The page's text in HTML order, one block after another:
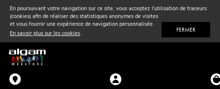
En poursuivant votre navigation sur ce site, vous acceptez l'utilisation de traceurs
(cookies) afin de réaliser des statistiques anonymes de visites
et vous fournir une expérience de navigation personnalisée.
En savoir plus sur les cookies. FERMER
Vent& Violon
Accessoires
Pièces détachées